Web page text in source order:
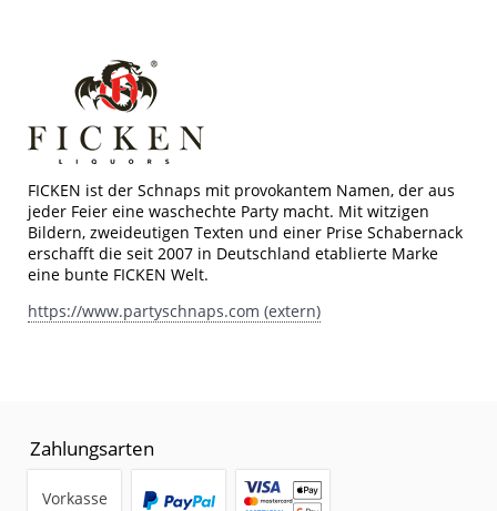
FICKEN ist der Schnaps mit provokantem Namen, der aus
jeder Feier eine waschechte Party macht. Mit witzigen
Bildern, zweideutigen Texten und einer Prise Schabernack
erschafft die seit 2007 in Deutschland etablierte Marke
eine bunte FICKEN Welt.
https://www.partyschnaps.com (extern)
Zahlungsarten
Vorkasse